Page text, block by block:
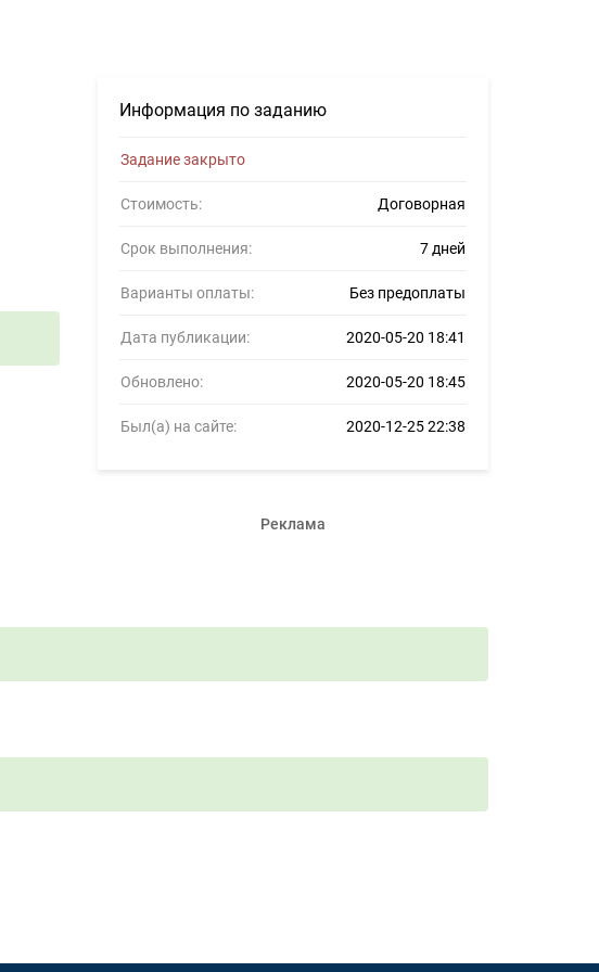
Информация по заданию
Задание закрыто
Стоимость: Договорная
Срок выполнения: 7 дней
Варианты оплаты: Без предоплаты
Дата публикации: 2020-05-20 18:41
Обновлено: 2020-05-20 18:45
Был(а) на сайте: 2020-12-25 22:38
Реклама